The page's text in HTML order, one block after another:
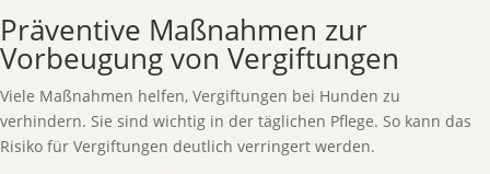
Präventive Maßnahmen zur
Vorbeugung von Vergiftungen
Viele Maßnahmen helfen, Vergiftungen bei Hunden zu
verhindern. Sie sind wichtig in der täglichen Pflege. So kann das
Risiko für Vergiftungen deutlich verringert werden.